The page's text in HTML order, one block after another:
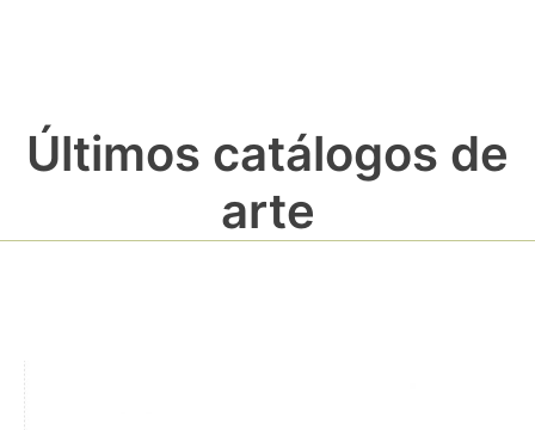
Últimos catálogos de
arte